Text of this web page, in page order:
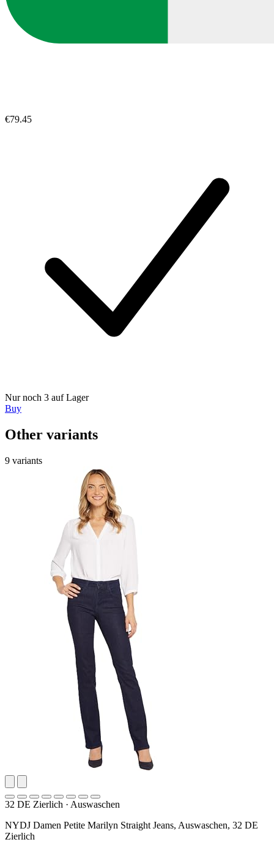
€79.45
Nur noch 3 auf Lager
Buy
Other variants
9 variants
32 DE Zierlich · Auswaschen
NYDJ Damen Petite Marilyn Straight Jeans, Auswaschen, 32 DE
Zierlich